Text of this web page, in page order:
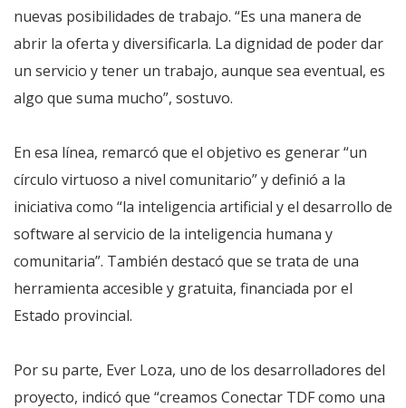
nuevas posibilidades de trabajo. “Es una manera de
abrir la oferta y diversificarla. La dignidad de poder dar
un servicio y tener un trabajo, aunque sea eventual, es
algo que suma mucho”, sostuvo.
En esa línea, remarcó que el objetivo es generar “un
círculo virtuoso a nivel comunitario” y definió a la
iniciativa como “la inteligencia artificial y el desarrollo de
software al servicio de la inteligencia humana y
comunitaria”. También destacó que se trata de una
herramienta accesible y gratuita, financiada por el
Estado provincial.
Por su parte, Ever Loza, uno de los desarrolladores del
proyecto, indicó que “creamos Conectar TDF como una